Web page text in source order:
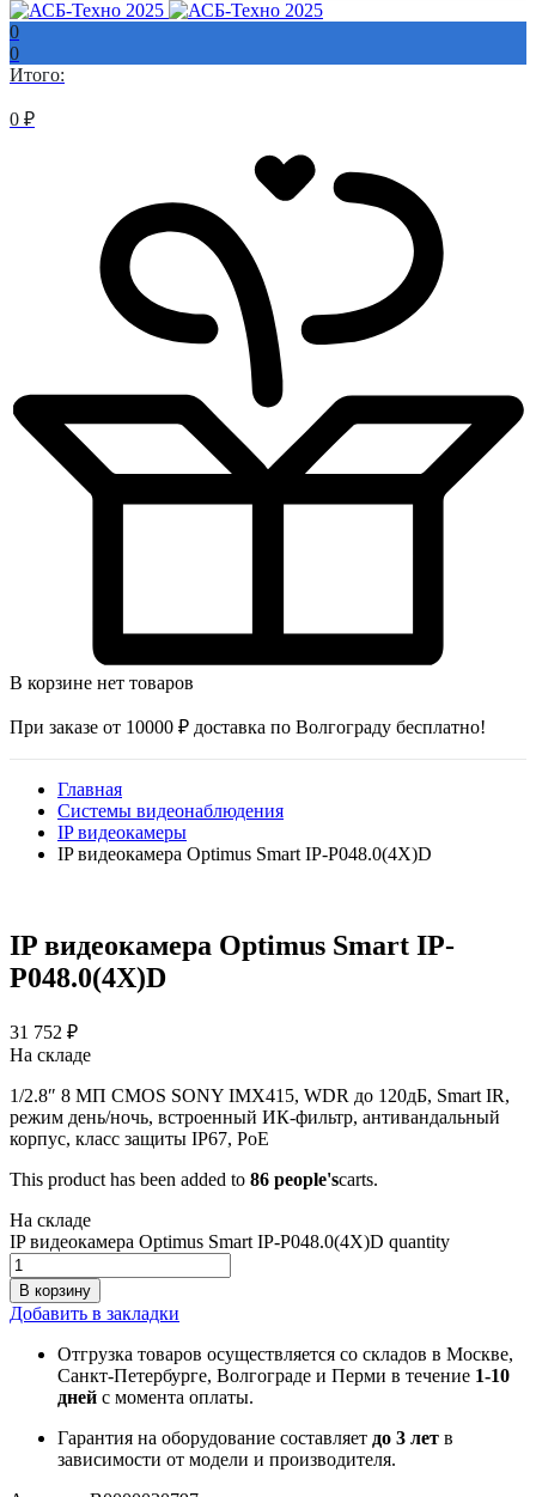
0
0
Итого:
0 ₽
В корзине нет товаров
При заказе от 10000 ₽ доставка по Волгограду бесплатно!
Главная
Системы видеонаблюдения
IP видеокамеры
IP видеокамера Optimus Smart IP-P048.0(4X)D
IP видеокамера Optimus Smart IP-
P048.0(4X)D
31 752 ₽
На складе
1/2.8″ 8 МП CMOS SONY IMX415, WDR до 120дБ, Smart IR,
режим день/ночь, встроенный ИК-фильтр, антивандальный
корпус, класс защиты IР67, PoE
This product has been added to 86 people'scarts.
На складе
IP видеокамера Optimus Smart IP-P048.0(4X)D quantity
В корзину
Добавить в закладки
Отгрузка товаров осуществляется со складов в Москве,
Санкт-Петербурге, Волгограде и Перми в течение 1-10
дней с момента оплаты.
Гарантия на оборудование составляет до 3 лет в
зависимости от модели и производителя.